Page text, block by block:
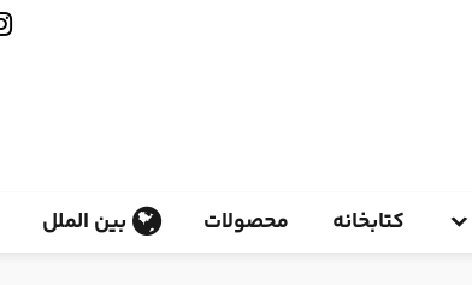
کتابخانه محصولات بین الملل